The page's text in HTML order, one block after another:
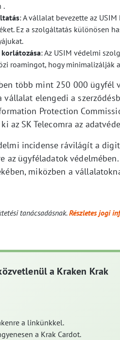
.
: A vállalat bevezette az
Ez a szolgáltatás különösen
: Az USIM védelmi
roamingot, hogy minimalizálják
több mint 250 000 ügyfél
vállalat elengedi a
Protection
az SK Telecomra az
incidense rávilágít a
az ügyféladatok
miközben a
tanácsadásnak.Részletes jogi
a Kraken Krak
a linkünkkel.
a Krak Cardot.